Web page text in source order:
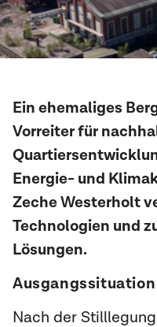
Ein ehemaliges
Vorreiter für
Energie- und
Zeche Westerholt
Technologien und
Lösungen.
Nach der